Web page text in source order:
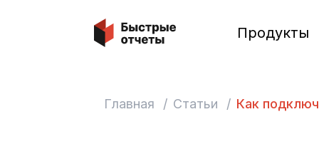
Быстрые отчеты Продукты
Главная / Статьи / Как